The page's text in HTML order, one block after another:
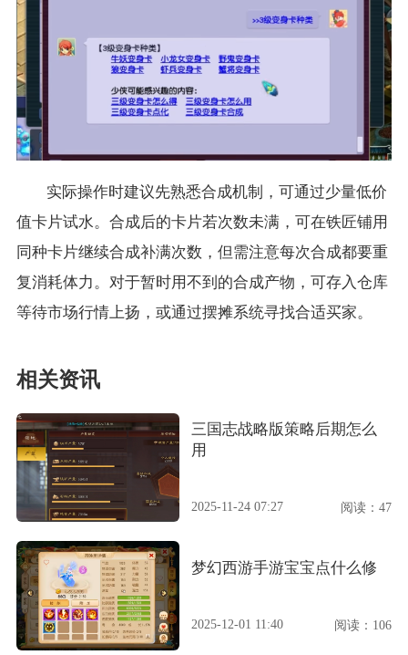
实际操作时建议先熟悉合成机制，可通过少量低价
值卡片试水。合成后的卡片若次数未满，可在铁匠铺用
同种卡片继续合成补满次数，但需注意每次合成都要重
复消耗体力。对于暂时用不到的合成产物，可存入仓库
等待市场行情上扬，或通过摆摊系统寻找合适买家。
相关资讯
三国志战略版策略后期怎么
用
2025-11-24 07:27 阅读：47
梦幻西游手游宝宝点什么修
2025-12-01 11:40 阅读：106